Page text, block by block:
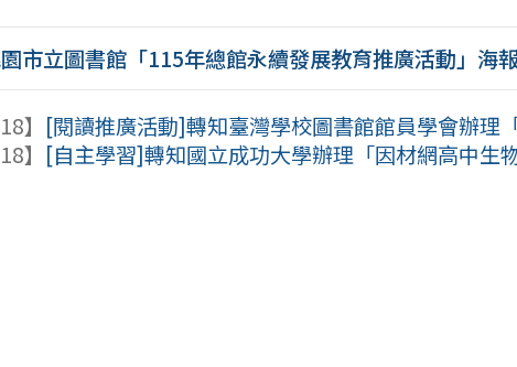
市立圖書館「115年總館永續發展教育推廣活動」海
】 [閱讀推廣活動]轉知臺灣學校圖書館館員學會辦理
】 [自主學習]轉知國立成功大學辦理「因材網高中生